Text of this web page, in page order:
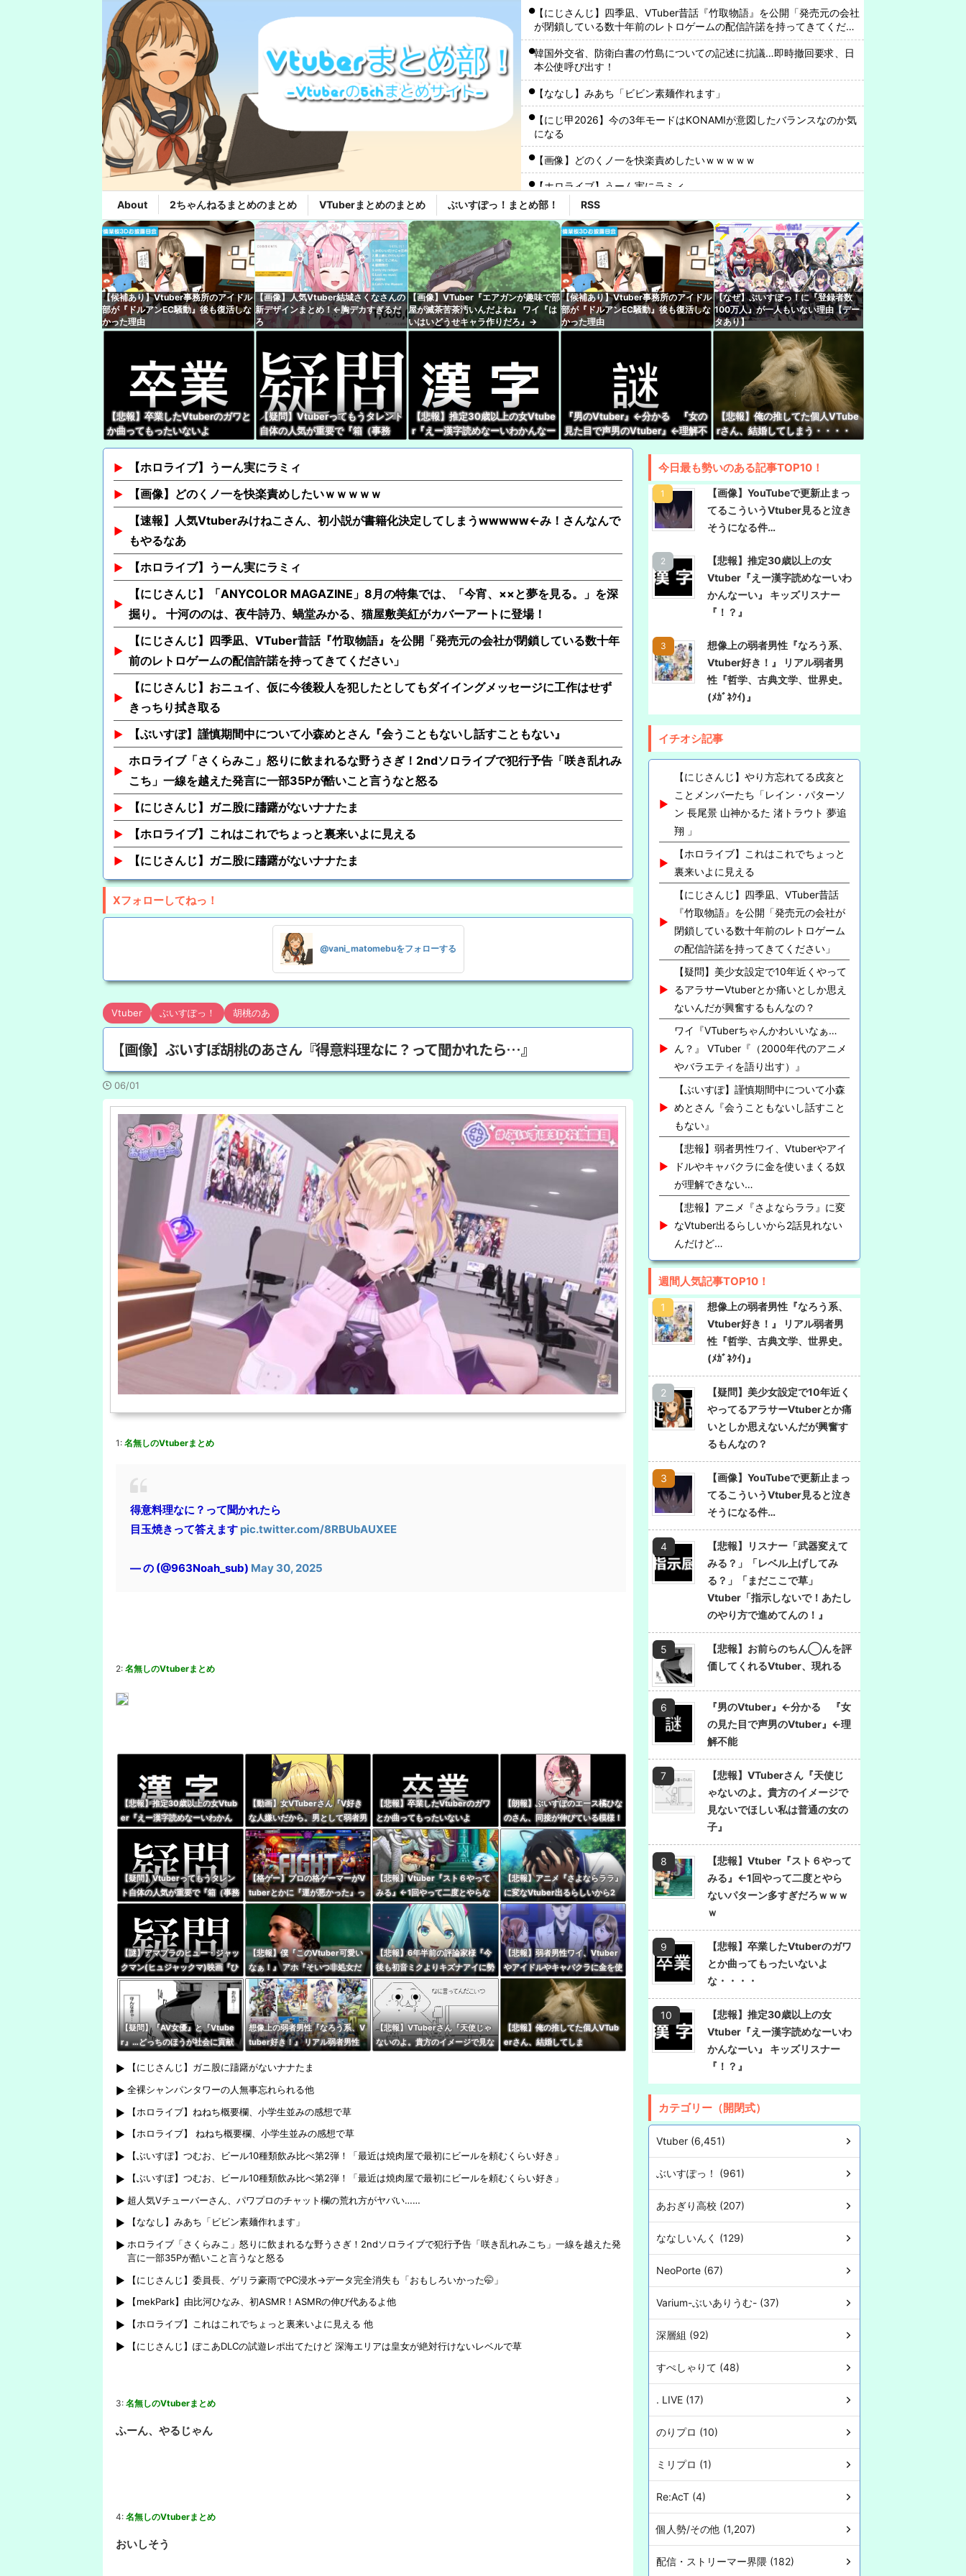
【にじさんじ】四季凪、VTuber昔話『竹取物語』を公開「発売元の会社
が閉鎖している数十年前のレトロゲームの配信許諾を持ってきてくださ
い」
韓国外交省、防衛白書の竹島についての記述に抗議…即時撤回要求、日
本公使呼び出す！
【ななし】みあち「ビビン素麺作れます」
【にじ甲2026】今の3年モードはKONAMIが意図したバランスなのか気
になる
【画像】どのくノ一を快楽責めしたいｗｗｗｗｗ
【ホロライブ】うーん実にラミィ
【mekPark】由比河ひなみ、初ASMR！ASMRの伸び代あるよ
ホロライブ「さくらみこ」怒りに飲まれるな野うさぎ！2ndソロライブ
で犯行予告「咲き乱れみこち」一線を越えた発言に一部35Pが酷いこと
言うなと怒る
【ぶいすぽ】つむお、ビール10種類飲み比べ第2弾！「最近は焼肉屋で最
初にビールを頼むくらい好き」
【ぶいすぽ】謹慎期間中について小森めとさん『会うこともないし話す
こともない』
【ホロライブ】うーん実にラミィ
【画像】どの女の子に赤ちゃん産ませたい！？ｗｗｗｗｗ
【速報】人気Vtuberみけねこさん、初小説が書籍化決定してしまう
wwwww←み！さんなんでもやるなあ
【ホロスタ】夕刻ロベル「あ、ちょっとイヤかも。あ、ちょっとイヤか
もな。あちゃあ。あちゃだね。ふっか……最悪。深いし」
About 2ちゃんねるまとめのまとめ VTuberまとめのまとめ ぶいすぽっ！まとめ部！ RSS
【候補あり】Vtuber事務所のアイドル
部が『ドルアンEC騒動』後も復活しな
かった理由
【画像】人気Vtuber結城さくなさんの
新デザインまとめ！←胸デカすぎるだ
ろ
【画像】VTuber『エアガンが趣味で部
屋が滅茶苦茶汚いんだよね』 ワイ『は
いはいどうせキャラ作りだろ』→
【候補あり】Vtuber事務所のアイドル
部が『ドルアンEC騒動』後も復活しな
かった理由
【なぜ】ぶいすぽっ！に『登録者数
100万人』が一人もいない理由【デー
タあり】
【悲報】卒業したVtuberのガワと
か曲ってもったいないよ
【疑問】Vtuberってもうタレント
自体の人気が重要で『箱（事務
【悲報】推定30歳以上の女Vtube
r『えー漢字読めなーいわかんなー
『男のVtuber』←分かる 『女の
見た目で声男のVtuber』←理解不
【悲報】俺の推してた個人VTube
rさん、結婚してしまう・・・・
【ホロライブ】うーん実にラミィ
【画像】どのくノ一を快楽責めしたいｗｗｗｗｗ
【速報】人気Vtuberみけねこさん、初小説が書籍化決定してしまうwwwww←み！さんなんで
もやるなあ
【ホロライブ】うーん実にラミィ
【にじさんじ】「ANYCOLOR MAGAZINE」8月の特集では、「今宵、××と夢を見る。」を深
掘り。 十河ののは、夜牛詩乃、蝸堂みかる、猫屋敷美紅がカバーアートに登場！
【にじさんじ】四季凪、VTuber昔話『竹取物語』を公開「発売元の会社が閉鎖している数十年
前のレトロゲームの配信許諾を持ってきてください」
【にじさんじ】おニュイ、仮に今後殺人を犯したとしてもダイイングメッセージに工作はせず
きっちり拭き取る
【ぶいすぽ】謹慎期間中について小森めとさん『会うこともないし話すこともない』
ホロライブ「さくらみこ」怒りに飲まれるな野うさぎ！2ndソロライブで犯行予告「咲き乱れみ
こち」一線を越えた発言に一部35Pが酷いこと言うなと怒る
【にじさんじ】ガニ股に躊躇がないナナたま
【ホロライブ】これはこれでちょっと裏来いよに見える
【にじさんじ】ガニ股に躊躇がないナナたま
Xフォローしてねっ！
@vani_matomebuをフォローする
Vtuber ぶいすぽっ！ 胡桃のあ
【画像】ぶいすぽ胡桃のあさん『得意料理なに？って聞かれたら…』
06/01
1: 名無しのVtuberまとめ
得意料理なに？って聞かれたら
目玉焼きって答えます pic.twitter.com/8RBUbAUXEE
— の (@963Noah_sub) May 30, 2025
2: 名無しのVtuberまとめ
【悲報】推定30歳以上の女Vtub
er『えー漢字読めなーいわかん
なーい』 キッズリスナー
『！？』
【動画】女VTuberさん『V好き
な人嫌いだから。男として弱者男
性だから、V好きな人は』
【悲報】卒業したVtuberのガワ
とか曲ってもったいないよ
な・・・・
【朗報】ぶいすぽのエース橘ひな
のさん、同接が伸びている模様！
←無敵だなぶいすぽ
【疑問】Vtuberってもうタレン
ト自体の人気が重要で『箱（事務
所）』の優劣で語る時代じゃなく
なってね？
【格ゲー】プロの格ゲーマーがV
tuberとかに『運が悪かった』っ
て被弾した時に言うの嫌い
【悲報】Vtuber『スト６やって
みる』←1回やって二度とやらな
いパターン多すぎだろｗｗｗｗ
【悲報】アニメ『さよならララ』
に変なVtuber出るらしいから2
話見れないんだけど…
【謎】アマプラのヒュー・ジャッ
クマン(ヒュジャックマ)映画『ひ
つじ探偵団』、VTuberの同時視
聴が滅茶苦茶多い…いったいなぜ
【悲報】僕『このVtuber可愛い
なぁ！』 アホ『そいつ非処女だ
ぞ』←これｗｗｗ
【悲報】6年半前の評論家様『今
後も初音ミクよりキズナアイに勢
いはあるし、誰もそれを止めるこ
とはできない』
【悲報】弱者男性ワイ、Vtuber
やアイドルやキャバクラに金を使
いまくる奴が理解できない…
【疑問】『AV女優』と『Vtube
r』…どっちのほうが社会に貢献
想像上の弱者男性『なろう系、V
tuber好き！』 リアル弱者男性
ｶﾞﾈｸｲ)』
【悲報】VTuberさん『天使じゃ
ないのよ。貴方のイメージで見な
【悲報】俺の推してた個人VTub
erさん、結婚してしま
【にじさんじ】ガニ股に躊躇がないナナたま
全裸シャンパンタワーの人無事忘れられる他
【ホロライブ】ねねち概要欄、小学生並みの感想で草
【ホロライブ】 ねねち概要欄、小学生並みの感想で草
【ぶいすぽ】つむお、ビール10種類飲み比べ第2弾！「最近は焼肉屋で最初にビールを頼むくらい好き」
【ぶいすぽ】つむお、ビール10種類飲み比べ第2弾！「最近は焼肉屋で最初にビールを頼むくらい好き」
超人気Vチューバーさん、パワプロのチャット欄の荒れ方がヤバい……
【ななし】みあち「ビビン素麺作れます」
ホロライブ「さくらみこ」怒りに飲まれるな野うさぎ！2ndソロライブで犯行予告「咲き乱れみこち」一線を越えた発
言に一部35Pが酷いこと言うなと怒る
【にじさんじ】委員長、ゲリラ豪雨でPC浸水→データ完全消失も「おもしろいかった🤭」
【mekPark】由比河ひなみ、初ASMR！ASMRの伸び代あるよ他
【ホロライブ】これはこれでちょっと裏来いよに見える 他
【にじさんじ】ぽこあDLCの試遊レポ出てたけど 深海エリアは皇女が絶対行けないレベルで草
3: 名無しのVtuberまとめ
ふーん、やるじゃん
4: 名無しのVtuberまとめ
おいしそう
今日最も勢いのある記事TOP10！
【画像】YouTubeで更新止まっ
てるこういうVtuber見ると泣き
そうになる件…
【悲報】推定30歳以上の女
Vtuber『えー漢字読めなーいわ
かんなーい』 キッズリスナー
『！？』
想像上の弱者男性『なろう系、
Vtuber好き！』 リアル弱者男
性『哲学、古典文学、世界史。
(ﾒｶﾞﾈｸｲ)』
イチオシ記事
【にじさんじ】やり方忘れてる戌亥と
ことメンバーたち「レイン・パターソ
ン 長尾景 山神かるた 渚トラウト 夢追
翔 」
【ホロライブ】これはこれでちょっと
裏来いよに見える
【にじさんじ】四季凪、VTuber昔話
『竹取物語』を公開「発売元の会社が
閉鎖している数十年前のレトロゲーム
の配信許諾を持ってきてください」
【疑問】美少女設定で10年近くやって
るアラサーVtuberとか痛いとしか思え
ないんだが興奮するもんなの？
ワイ『VTuberちゃんかわいいなぁ…
ん？』 VTuber『（2000年代のアニメ
やバラエティを語り出す）』
【ぶいすぽ】謹慎期間中について小森
めとさん『会うこともないし話すこと
もない』
【悲報】弱者男性ワイ、Vtuberやアイ
ドルやキャバクラに金を使いまくる奴
が理解できない…
【悲報】アニメ『さよならララ』に変
なVtuber出るらしいから2話見れない
んだけど…
週間人気記事TOP10！
想像上の弱者男性『なろう系、
Vtuber好き！』 リアル弱者男
性『哲学、古典文学、世界史。
(ﾒｶﾞﾈｸｲ)』
【疑問】美少女設定で10年近く
やってるアラサーVtuberとか痛
いとしか思えないんだが興奮す
るもんなの？
【画像】YouTubeで更新止まっ
てるこういうVtuber見ると泣き
そうになる件…
【悲報】リスナー「武器変えて
みる？」「レベル上げしてみ
る？」「まだここで草」
Vtuber「指示しないで！あたし
のやり方で進めてんの！』
【悲報】お前らのちん◯んを評
価してくれるVtuber、現れる
『男のVtuber』←分かる 『女
の見た目で声男のVtuber』←理
解不能
【悲報】VTuberさん『天使じ
ゃないのよ。貴方のイメージで
見ないでほしい私は普通の女の
子』
【悲報】Vtuber『スト６やって
みる』←1回やって二度とやら
ないパターン多すぎだろｗｗｗ
ｗ
【悲報】卒業したVtuberのガワ
とか曲ってもったいないよ
な・・・・
【悲報】推定30歳以上の女
Vtuber『えー漢字読めなーいわ
かんなーい』 キッズリスナー
『！？』
カテゴリー（開閉式）
Vtuber (6,451)
ぶいすぽっ！ (961)
あおぎり高校 (207)
ななしいんく (129)
NeoPorte (67)
Varium-ぶいありうむ- (37)
深層組 (92)
すぺしゃりて (48)
. LIVE (17)
のりプロ (10)
ミリプロ (1)
Re:AcT (4)
個人勢/その他 (1,207)
配信・ストリーマー界隈 (182)